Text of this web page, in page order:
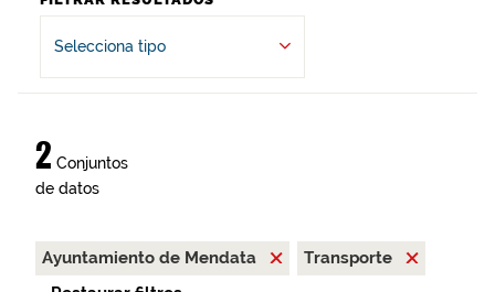
Selecciona tipo
2 Conjuntos
de datos
Ayuntamiento de Mendata
Transporte